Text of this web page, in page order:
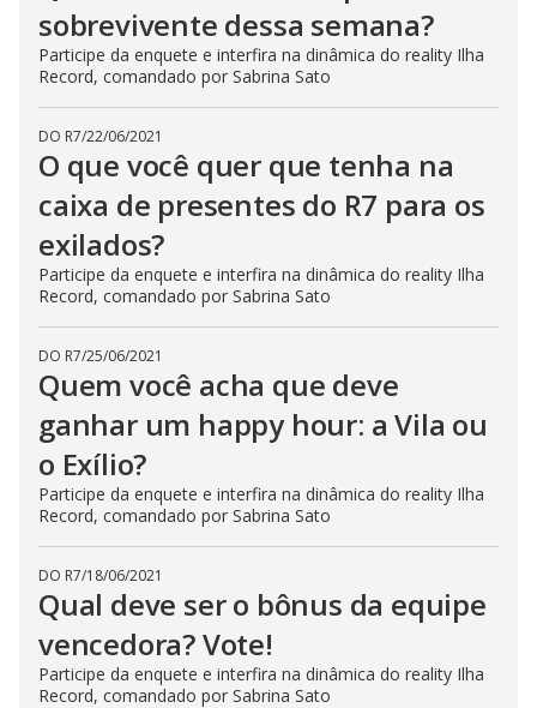
sobrevivente dessa semana?
Participe da enquete e interfira na dinâmica do reality Ilha
Record, comandado por Sabrina Sato
DO R7/22/06/2021
O que você quer que tenha na
caixa de presentes do R7 para os
exilados?
Participe da enquete e interfira na dinâmica do reality Ilha
Record, comandado por Sabrina Sato
DO R7/25/06/2021
Quem você acha que deve
ganhar um happy hour: a Vila ou
o Exílio?
Participe da enquete e interfira na dinâmica do reality Ilha
Record, comandado por Sabrina Sato
DO R7/18/06/2021
Qual deve ser o bônus da equipe
vencedora? Vote!
Participe da enquete e interfira na dinâmica do reality Ilha
Record, comandado por Sabrina Sato